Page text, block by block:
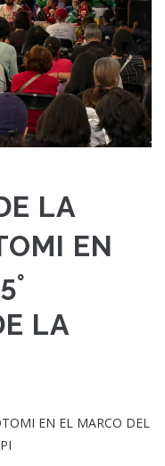
LA
EN
LA
EN EL MARCO DEL